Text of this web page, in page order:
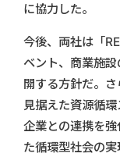
に協力した。
今後、両社は「
ベント、商業施
開する方針だ。
見据えた資源循
企業との連携を
た循環型社会の実